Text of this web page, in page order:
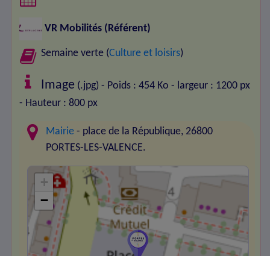
VR Mobilités (Référent)
Semaine verte (Culture et loisirs)
Image (.jpg) - Poids : 454 Ko - largeur : 1200 px
- Hauteur : 800 px
Mairie - place de la République, 26800
PORTES-LES-VALENCE.
+
−